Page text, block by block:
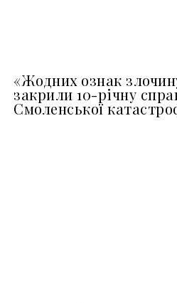
«Жодних ознак
закрили 10-річну
Смоленської